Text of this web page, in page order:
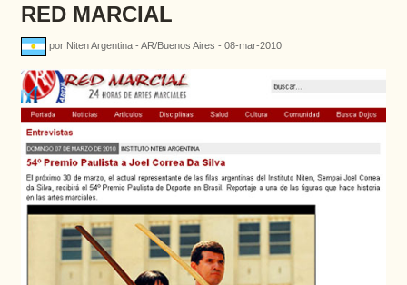
RED MARCIAL
por Niten Argentina - AR/Buenos Aires - 08-mar-2010